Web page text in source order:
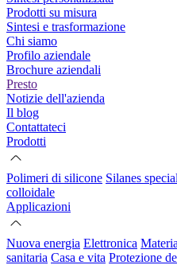
Prodotti su misura
Sintesi e trasformazione
Chi siamo
Profilo aziendale
Brochure aziendali
Presto
Notizie dell'azienda
Il blog
Contattateci
Prodotti
Polimeri di silicone Silanes
colloidale
Applicazioni
Nuova energia Elettronica
sanitaria Casa e vita Protezione